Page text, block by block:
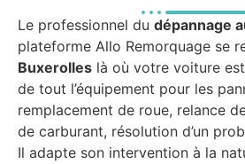
Le professionnel du dépannage
plateforme Allo Remorquage se
Buxerolles là où votre voiture
de tout l’équipement pour les
remplacement de roue, relance
de carburant, résolution d’un
Il adapte son intervention à la